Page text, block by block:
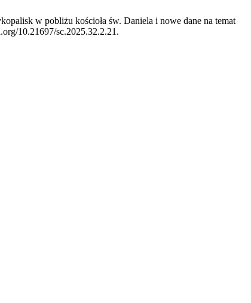
w pobliżu kościoła św. Daniela i nowe dane na temat
10.21697/sc.2025.32.2.21.